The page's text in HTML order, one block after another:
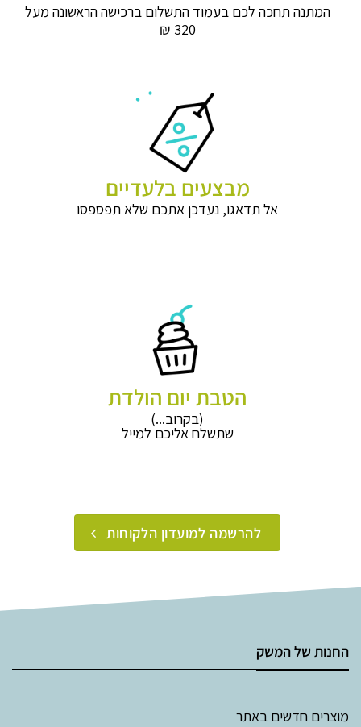
המתנה תחכה לכם בעמוד התשלום ברכישה הראשונה מעל
320 ₪
מבצעים בלעדיים
אל תדאגו, נעדכן אתכם שלא תפספסו
הטבת יום הולדת
(בקרוב...)
שתשלח אליכם למייל
להרשמה למועדון הלקוחות
החנות של המשק
מוצרים חדשים באתר